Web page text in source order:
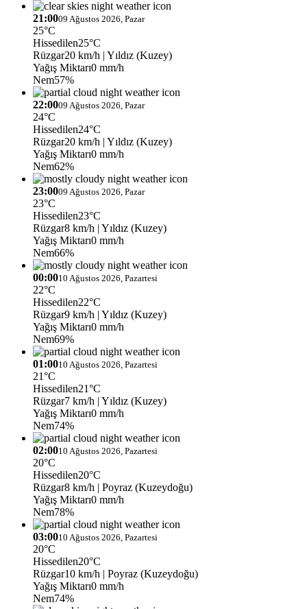
21:0009 Ağustos 2026, Pazar
25°C
Hissedilen25°C
Rüzgar20 km/h | Yıldız (Kuzey)
Yağış Miktarı0 mm/h
Nem57%
22:0009 Ağustos 2026, Pazar
24°C
Hissedilen24°C
Rüzgar20 km/h | Yıldız (Kuzey)
Yağış Miktarı0 mm/h
Nem62%
23:0009 Ağustos 2026, Pazar
23°C
Hissedilen23°C
Rüzgar8 km/h | Yıldız (Kuzey)
Yağış Miktarı0 mm/h
Nem66%
00:0010 Ağustos 2026, Pazartesi
22°C
Hissedilen22°C
Rüzgar9 km/h | Yıldız (Kuzey)
Yağış Miktarı0 mm/h
Nem69%
01:0010 Ağustos 2026, Pazartesi
21°C
Hissedilen21°C
Rüzgar7 km/h | Yıldız (Kuzey)
Yağış Miktarı0 mm/h
Nem74%
02:0010 Ağustos 2026, Pazartesi
20°C
Hissedilen20°C
Rüzgar8 km/h | Poyraz (Kuzeydoğu)
Yağış Miktarı0 mm/h
Nem78%
03:0010 Ağustos 2026, Pazartesi
20°C
Hissedilen20°C
Rüzgar10 km/h | Poyraz (Kuzeydoğu)
Yağış Miktarı0 mm/h
Nem74%